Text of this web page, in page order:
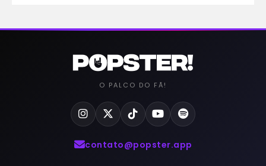
O PALCO DO FÃ!
contato@popster.app